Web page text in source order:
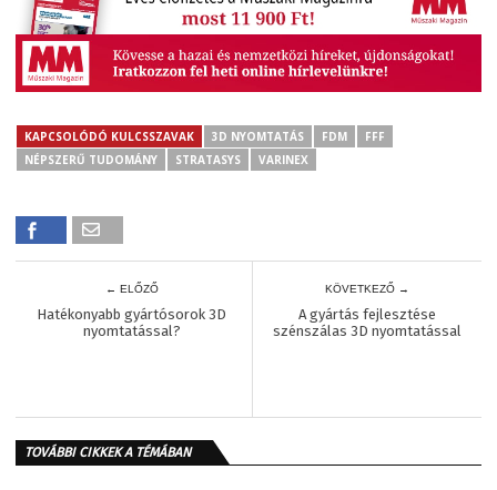
KAPCSOLÓDÓ KULCSSZAVAK 3D NYOMTATÁS FDM
FFF
NÉPSZERŰ TUDOMÁNY
STRATASYS VARINEX
← ELŐZŐ
Hatékonyabb gyártósorok 3D
nyomtatással?
KÖVETKEZŐ →
A gyártás fejlesztése
szénszálas 3D nyomtatással
TOVÁBBI CIKKEK A TÉMÁBAN